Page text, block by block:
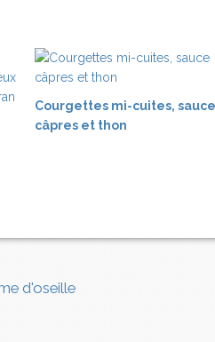
Courgettes mi-cuites, sauce
câpres et thon
d'oseille